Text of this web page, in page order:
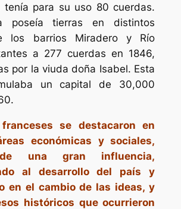
tenía para su uso 80 cuerdas.
poseía tierras en distintos
los barrios Miradero y Río
a 277 cuerdas en 1846,
por la viuda doña Isabel. Esta
un capital de 30,000
se destacaron en
económicas y sociales,
una gran influencia,
al desarrollo del país y
en el cambio de las ideas, y
históricos que ocurrieron